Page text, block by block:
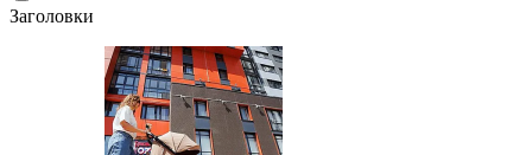
Заголовки